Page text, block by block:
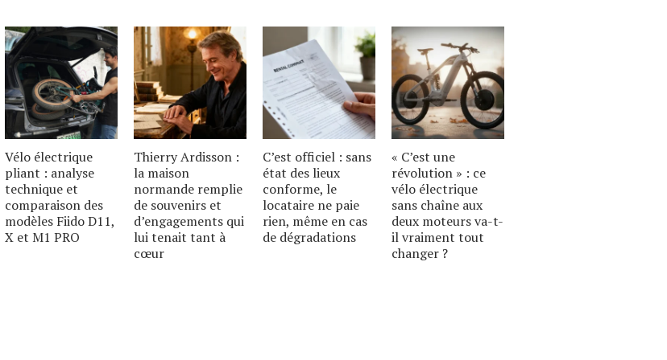
Vélo électrique
pliant : analyse
technique et
comparaison des
modèles Fiido D11,
X et M1 PRO
Thierry Ardisson :
la maison
normande remplie
de souvenirs et
d’engagements qui
lui tenait tant à
cœur
C’est officiel : sans
état des lieux
conforme, le
locataire ne paie
rien, même en cas
de dégradations
« C’est une
révolution » : ce
vélo électrique
sans chaîne aux
deux moteurs va-t-
il vraiment tout
changer ?